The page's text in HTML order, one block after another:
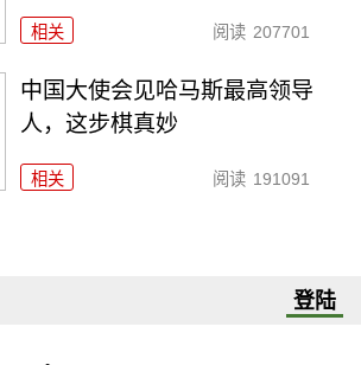
相关 阅读 207701
中国大使会见哈马斯最高领导
人，这步棋真妙
相关 阅读 191091
登陆